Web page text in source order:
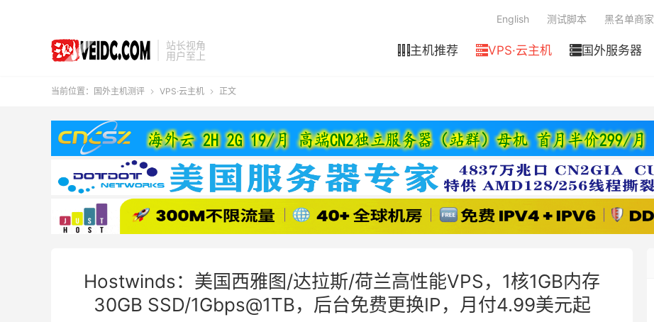
站长视角
用户至上
主机推荐 VPS·云主机 国外服务器
English 测试脚本 黑名单商家
当前位置： 国外主机测评  VPS·云主机  正文
Hostwinds：美国西雅图/达拉斯/荷兰高性能VPS，1核1GB内存
30GB SSD/1Gbps@1TB，后台免费更换IP，月付4.99美元起